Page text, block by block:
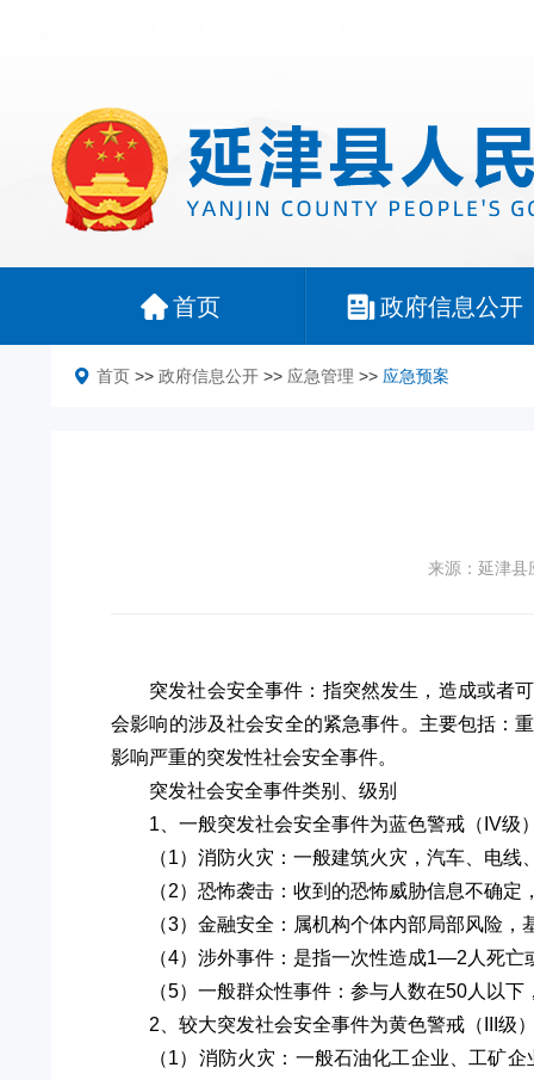
首页 政府信息公开
首页 >> 政府信息公开 >> 应急管理 >> 应急预案
来源：延津县
突发社会安全事件：指突然发生，造成或者
会影响的涉及社会安全的紧急事件。主要包括：
影响严重的突发性社会安全事件。
突发社会安全事件类别、级别
1、一般突发社会安全事件为蓝色警戒（IV级
（1）消防火灾：一般建筑火灾，汽车、电
（2）恐怖袭击：收到的恐怖威胁信息不确
（3）金融安全：属机构个体内部局部风险
（4）涉外事件：是指一次性造成1—2人死
（5）一般群众性事件：参与人数在50人以
2、较大突发社会安全事件为黄色警戒（III级
（1）消防火灾：一般石油化工企业、工矿